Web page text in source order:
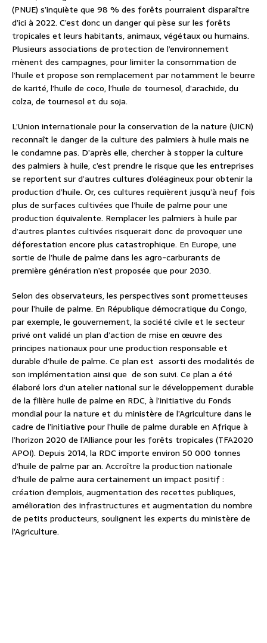
(PNUE) s’inquiète que 98 % des forêts pourraient disparaître
d’ici à 2022. C’est donc un danger qui pèse sur les forêts
tropicales et leurs habitants, animaux, végétaux ou humains.
Plusieurs associations de protection de l’environnement
mènent des campagnes, pour limiter la consommation de
l’huile et propose son remplacement par notamment le beurre
de karité, l’huile de coco, l’huile de tournesol, d’arachide, du
colza, de tournesol et du soja.
L’Union internationale pour la conservation de la nature (UICN)
reconnaît le danger de la culture des palmiers à huile mais ne
le condamne pas. D’après elle, chercher à stopper la culture
des palmiers à huile, c’est prendre le risque que les entreprises
se reportent sur d’autres cultures d’oléagineux pour obtenir la
production d’huile. Or, ces cultures requièrent jusqu’à neuf fois
plus de surfaces cultivées que l’huile de palme pour une
production équivalente. Remplacer les palmiers à huile par
d’autres plantes cultivées risquerait donc de provoquer une
déforestation encore plus catastrophique. En Europe, une
sortie de l’huile de palme dans les agro-carburants de
première génération n’est proposée que pour 2030.
Selon des observateurs, les perspectives sont prometteuses
pour l’huile de palme. En République démocratique du Congo,
par exemple, le gouvernement, la société civile et le secteur
privé ont validé un plan d’action de mise en œuvre des
principes nationaux pour une production responsable et
durable d’huile de palme. Ce plan est assorti des modalités de
son implémentation ainsi que de son suivi. Ce plan a été
élaboré lors d’un atelier national sur le développement durable
de la filière huile de palme en RDC, à l’initiative du Fonds
mondial pour la nature et du ministère de l’Agriculture dans le
cadre de l’initiative pour l’huile de palme durable en Afrique à
l’horizon 2020 de l’Alliance pour les forêts tropicales (TFA2020
APOI). Depuis 2014, la RDC importe environ 50 000 tonnes
d’huile de palme par an. Accroître la production nationale
d’huile de palme aura certainement un impact positif :
création d’emplois, augmentation des recettes publiques,
amélioration des infrastructures et augmentation du nombre
de petits producteurs, soulignent les experts du ministère de
l’Agriculture.